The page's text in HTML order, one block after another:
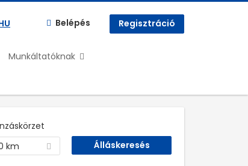
Belépés Regisztráció
Munkáltatóknak
km